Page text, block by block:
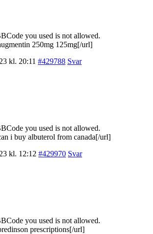
you used is not allowed.
250mg 125mg[/url]
kl. 20:11 #429788 Svar
you used is not allowed.
i buy albuterol from canada[/url]
kl. 12:12 #429970 Svar
you used is not allowed.
prescriptions[/url]